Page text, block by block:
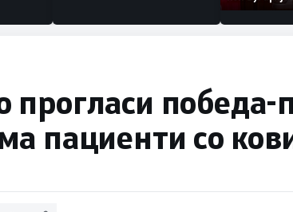
прогласи победа-
пациенти со